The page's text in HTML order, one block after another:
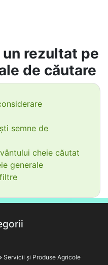
rezultat pe
de căutare
semne de
cheie căutat
generale
Servicii și Produse Agricole